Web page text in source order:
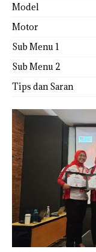
Model
Motor
Sub Menu 1
Sub Menu 2
Tips dan Saran